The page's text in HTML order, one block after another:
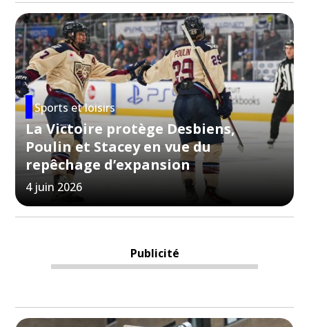
Sports et loisirs
La Victoire protège Desbiens,
Poulin et Stacey en vue du
repêchage d’expansion
4 juin 2026
Publicité